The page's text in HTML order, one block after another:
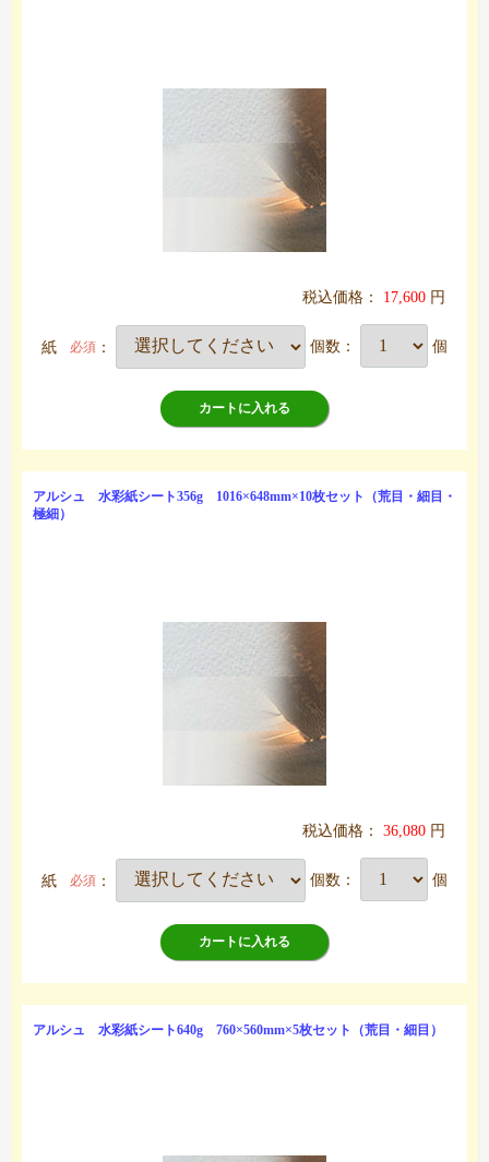
税込価格： 17,600 円
紙 必須 ： 個数： 個
カートに入れる
アルシュ 水彩紙シート356g 1016×648mm×10枚セット（荒目・細目・
極細）
税込価格： 36,080 円
紙 必須 ： 個数： 個
カートに入れる
アルシュ 水彩紙シート640g 760×560mm×5枚セット（荒目・細目）